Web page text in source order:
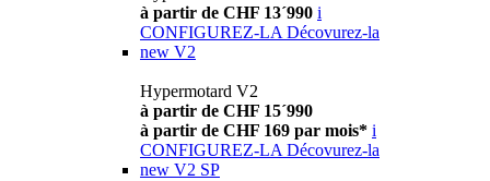
à partir de CHF 13´990 i
CONFIGUREZ-LA Décovurez-la
new V2
Hypermotard V2
à partir de CHF 15´990
à partir de CHF 169 par mois* i
CONFIGUREZ-LA Décovurez-la
new V2 SP